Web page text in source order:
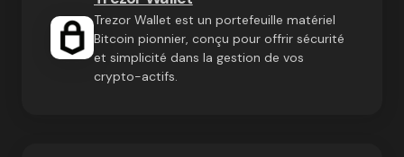
Trezor Wallet est un portefeuille matériel
Bitcoin pionnier, conçu pour offrir sécurité
et simplicité dans la gestion de vos
crypto-actifs.